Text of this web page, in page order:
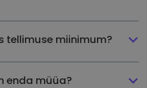
tellimuse miinimum?
enda müüa?